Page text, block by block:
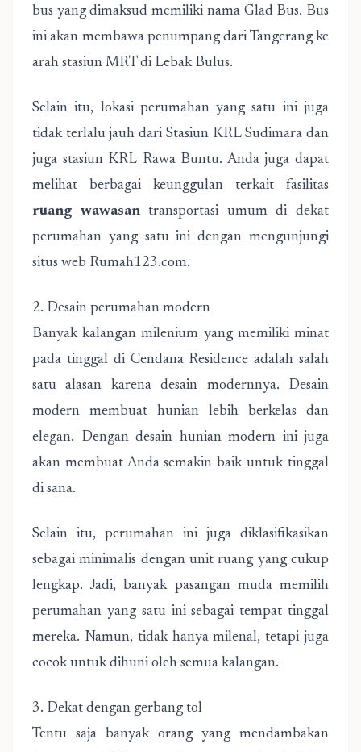
bus yang dimaksud memiliki nama Glad Bus. Bus
ini akan membawa penumpang dari Tangerang ke
arah stasiun MRT di Lebak Bulus.
Selain itu, lokasi perumahan yang satu ini juga
tidak terlalu jauh dari Stasiun KRL Sudimara dan
juga stasiun KRL Rawa Buntu. Anda juga dapat
melihat berbagai keunggulan terkait fasilitas
ruang wawasantransportasi umum di dekat
perumahan yang satu ini dengan mengunjungi
situs web Rumah123.com.
2. Desain perumahan modern
Banyak kalangan milenium yang memiliki minat
pada tinggal di Cendana Residence adalah salah
satu alasan karena desain modernnya. Desain
modern membuat hunian lebih berkelas dan
elegan. Dengan desain hunian modern ini juga
akan membuat Anda semakin baik untuk tinggal
di sana.
Selain itu, perumahan ini juga diklasifikasikan
sebagai minimalis dengan unit ruang yang cukup
lengkap. Jadi, banyak pasangan muda memilih
perumahan yang satu ini sebagai tempat tinggal
mereka. Namun, tidak hanya milenal, tetapi juga
cocok untuk dihuni oleh semua kalangan.
3. Dekat dengan gerbang tol
Tentu saja banyak orang yang mendambakan